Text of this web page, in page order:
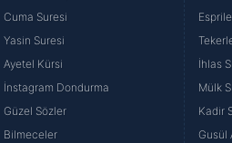
Cuma Suresi
Yasin Suresi
Ayetel Kürsi
İnstagram Dondurma
Güzel Sözler
Bilmeceler
İhlas
Mülk
Kadir
Gusül